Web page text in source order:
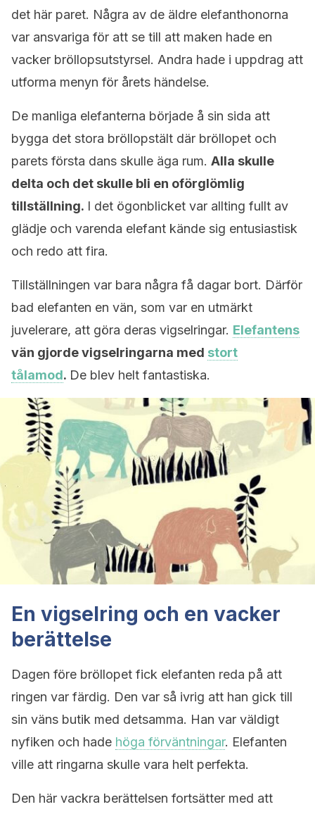
det här paret. Några av de äldre elefanthonorna
var ansvariga för att se till att maken hade en
vacker bröllopsutstyrsel. Andra hade i uppdrag att
utforma menyn för årets händelse.
De manliga elefanterna började å sin sida att
bygga det stora bröllopstält där bröllopet och
parets första dans skulle äga rum. Alla skulle
delta och det skulle bli en oförglömlig
tillställning. I det ögonblicket var allting fullt av
glädje och varenda elefant kände sig entusiastisk
och redo att fira.
Tillställningen var bara några få dagar bort. Därför
bad elefanten en vän, som var en utmärkt
juvelerare, att göra deras vigselringar. Elefantens
vän gjorde vigselringarna med stort
tålamod. De blev helt fantastiska.
En vigselring och en vacker
berättelse
Dagen före bröllopet fick elefanten reda på att
ringen var färdig. Den var så ivrig att han gick till
sin väns butik med detsamma. Han var väldigt
nyfiken och hade höga förväntningar. Elefanten
ville att ringarna skulle vara helt perfekta.
Den här vackra berättelsen fortsätter med att